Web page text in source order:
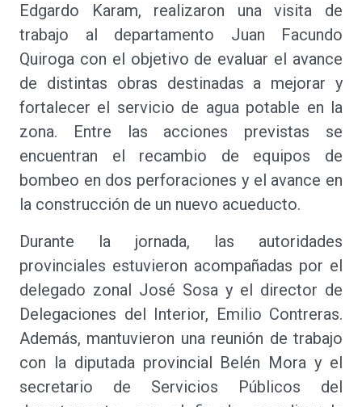
Edgardo Karam, realizaron una visita de
trabajo al departamento Juan Facundo
Quiroga con el objetivo de evaluar el avance
de distintas obras destinadas a mejorar y
fortalecer el servicio de agua potable en la
zona. Entre las acciones previstas se
encuentran el recambio de equipos de
bombeo en dos perforaciones y el avance en
la construcción de un nuevo acueducto.
Durante la jornada, las autoridades
provinciales estuvieron acompañadas por el
delegado zonal José Sosa y el director de
Delegaciones del Interior, Emilio Contreras.
Además, mantuvieron una reunión de trabajo
con la diputada provincial Belén Mora y el
secretario de Servicios Públicos del